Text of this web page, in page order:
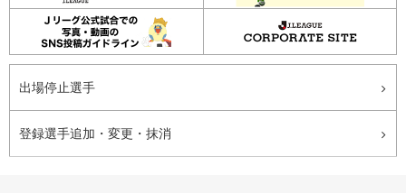
出場停止選手
登録選手追加・変更・抹消